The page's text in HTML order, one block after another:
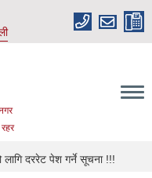
दररेट पेश गर्ने सूचना !!!